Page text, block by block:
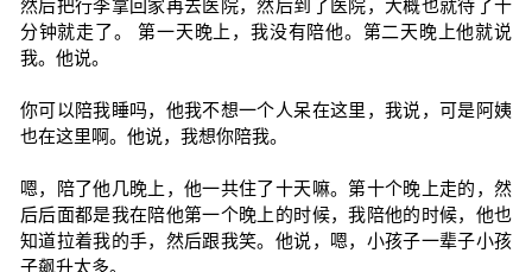
然后把行李拿回家再去医院，然后到了医院，大概也就待了十
分钟就走了。 第一天晚上，我没有陪他。第二天晚上他就说
我。他说。
你可以陪我睡吗，他我不想一个人呆在这里，我说，可是阿姨
也在这里啊。他说，我想你陪我。
嗯，陪了他几晚上，他一共住了十天嘛。第十个晚上走的，然
后后面都是我在陪他第一个晚上的时候，我陪他的时候，他也
知道拉着我的手，然后跟我笑。他说，嗯，小孩子一辈子小孩
子飙升太多。